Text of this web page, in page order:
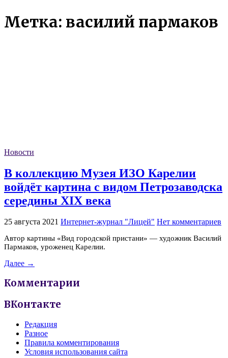
Метка: василий пармаков
Новости
В коллекцию Музея ИЗО Карелии
войдёт картина с видом Петрозаводска
середины XIX века
25 августа 2021 Интернет-журнал "Лицей" Нет комментариев
Автор картины «Вид городской пристани» — художник Василий
Пармаков, уроженец Карелии.
Далее →
Комментарии
ВКонтакте
Редакция
Разное
Правила комментирования
Условия использования сайта